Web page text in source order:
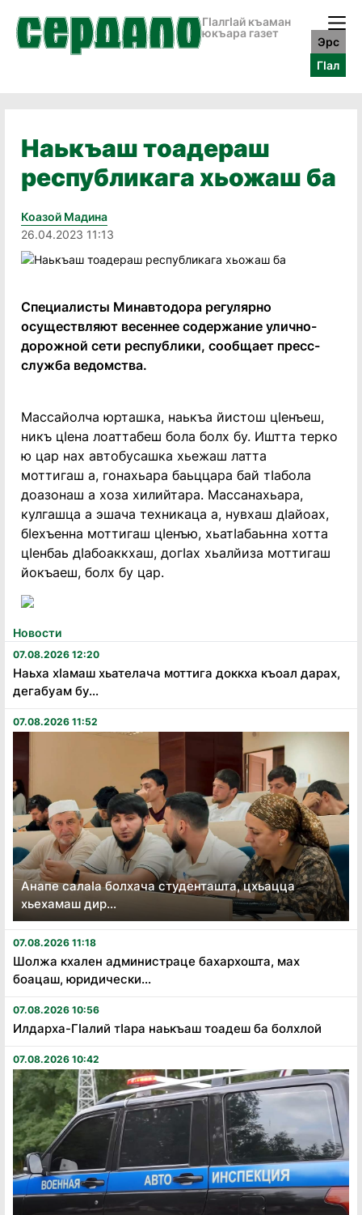
ГӀалгӀай къаман
юкъара газет
Эрс
ГӀал
Новости
07.08.2026 12:20
Наьха хӏамаш хьателача моттига доккха къоал дарах,
дегабуам бу...
07.08.2026 11:52
Анапе салаӏа болхача студенташта, цхьацца
хьехамаш дир...
07.08.2026 11:18
Шолжа кхален администраце бахархошта, мах
боацаш, юридически...
07.08.2026 10:56
Илдарха-Гӏалий тӏара наькъаш тоадеш ба болхлой
07.08.2026 10:42
Наькъаш тоадераш
республикага хьожаш ба
Коазой Мадина
26.04.2023 11:13
Специалисты Минавтодора регулярно
осуществляют весеннее содержание улично-
дорожной сети республики, сообщает пресс-
служба ведомства.
Массайолча юрташка, наькъа йистош цIенъеш,
никъ цIена лоаттабеш бола болх бу. Иштта терко
ю цар нах автобусашка хьежаш латта
моттигаш а, гонахьара баьццара бай тIабола
доазонаш а хоза хилийтара. Массанахьара,
кулгашца а эшача техникаца а, нувхаш дIайоах,
бIехъенна моттигаш цIенъю, хьатIабаьнна хотта
цIенбаь дIабоаккхаш, догIах хьалйиза моттигаш
йокъаеш, болх бу цар.